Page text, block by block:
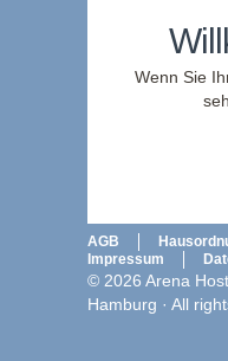
Wenn Sie
AGB
Impressum
© 2026 Arena
Hamburg · All